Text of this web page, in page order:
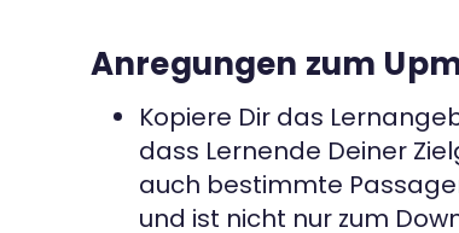
Anregungen zum
Kopiere Dir das
dass Lernende Deiner
auch bestimmte
und ist nicht nur zum